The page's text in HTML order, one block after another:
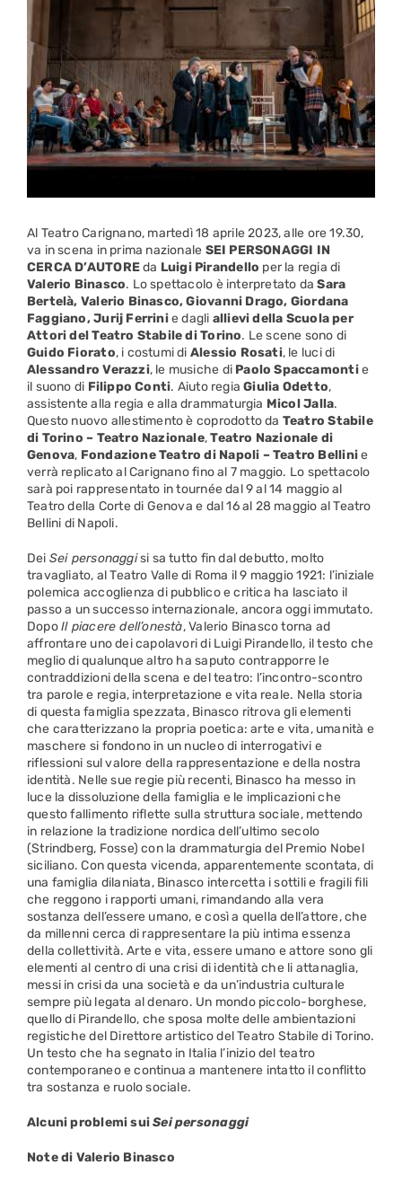
Al Teatro Carignano, martedì 18 aprile 2023, alle ore 19.30,
va in scena in prima nazionale SEI PERSONAGGI IN
CERCA D’AUTOREda Luigi Pirandello per la regia di
Valerio Binasco. Lo spettacolo è interpretato daSara
Bertelà, Valerio Binasco, Giovanni Drago, Giordana
Faggiano, Jurij Ferrinie dagli allievi della Scuola per
Attori del Teatro Stabile di Torino. Le scene sono di
Guido Fiorato, i costumi di Alessio Rosati, le luci di
Alessandro Verazzi, le musiche di Paolo Spaccamontie
il suono di Filippo Conti. Aiuto regiaGiulia Odetto,
assistente alla regia e alla drammaturgia Micol Jalla.
Questo nuovo allestimento è coprodotto da Teatro Stabile
di Torino – Teatro Nazionale,Teatro Nazionale di
Genova, Fondazione Teatro di Napoli – Teatro Bellinie
verrà replicato al Carignano fino al 7 maggio. Lo spettacolo
sarà poi rappresentato in tournée dal 9 al 14 maggio al
Teatro della Corte di Genova e dal 16 al 28 maggio al Teatro
Bellini di Napoli.
Dei Sei personaggisi sa tutto fin dal debutto, molto
travagliato, al Teatro Valle di Roma il 9 maggio 1921: l’iniziale
polemica accoglienza di pubblico e critica ha lasciato il
passo a un successo internazionale, ancora oggi immutato.
DopoIl piacere dell’onestà, Valerio Binasco torna ad
affrontare uno dei capolavori di Luigi Pirandello, il testo che
meglio di qualunque altro ha saputo contrapporre le
contraddizioni della scena e del teatro: l’incontro-scontro
tra parole e regia, interpretazione e vita reale. Nella storia
di questa famiglia spezzata, Binasco ritrova gli elementi
che caratterizzano la propria poetica: arte e vita, umanità e
maschere si fondono in un nucleo di interrogativi e
riflessioni sul valore della rappresentazione e della nostra
identità. Nelle sue regie più recenti, Binasco ha messo in
luce la dissoluzione della famiglia e le implicazioni che
questo fallimento riflette sulla struttura sociale, mettendo
in relazione la tradizione nordica dell’ultimo secolo
(Strindberg, Fosse) con la drammaturgia del Premio Nobel
siciliano. Con questa vicenda, apparentemente scontata, di
una famiglia dilaniata, Binasco intercetta i sottili e fragili fili
che reggono i rapporti umani, rimandando alla vera
sostanza dell’essere umano, e così a quella dell’attore, che
da millenni cerca di rappresentare la più intima essenza
della collettività. Arte e vita, essere umano e attore sono gli
elementi al centro di una crisi di identità che li attanaglia,
messi in crisi da una società e da un’industria culturale
sempre più legata al denaro. Un mondo piccolo-borghese,
quello di Pirandello, che sposa molte delle ambientazioni
registiche del Direttore artistico del Teatro Stabile di Torino.
Un testo che ha segnato in Italia l’inizio del teatro
contemporaneo e continua a mantenere intatto il conflitto
tra sostanza e ruolo sociale.
Alcuni problemi suiSei personaggi
Note di Valerio Binasco